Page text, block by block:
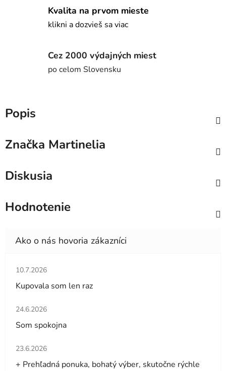
Kvalita na prvom mieste
klikni a dozvieš sa viac
Cez 2000 výdajných miest
po celom Slovensku
Popis
Značka Martinelia
Diskusia
Hodnotenie
Hodnotenie obchodu je 5 z 5 hviezdičiek.
10.7.2026
Kupovala som len raz
Hodnotenie obchodu je 5 z 5 hviezdičiek.
24.6.2026
Som spokojna
Hodnotenie obchodu je 5 z 5 hviezdičiek.
23.6.2026
+ Prehľadná ponuka, bohatý výber, skutočne rýchle